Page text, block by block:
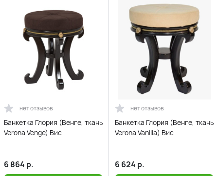
нет отзывов
Банкетка Глория (Венге, ткань
Verona Venge) Вис
6 864 р.
нет отзывов
Банкетка Глория (Венге, ткань
Verona Vanilla) Вис
6 624 р.